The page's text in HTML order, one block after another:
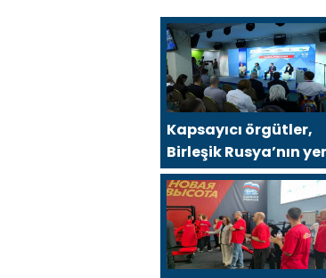
Kapsayıcı örgütler,
Birleşik Rusya’nın
Halk Programı için
Vladislav Golovin’e
teklifler sundu